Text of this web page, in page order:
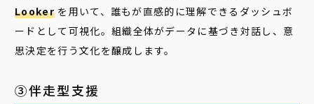
Lookerを用いて、誰もが直感的に理解できるダッシュボ
ードとして可視化。組織全体がデータに基づき対話し、意
思決定を行う文化を醸成します。
③伴走型支援